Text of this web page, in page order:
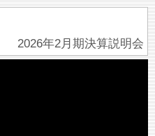
2026年2月期決算説明会